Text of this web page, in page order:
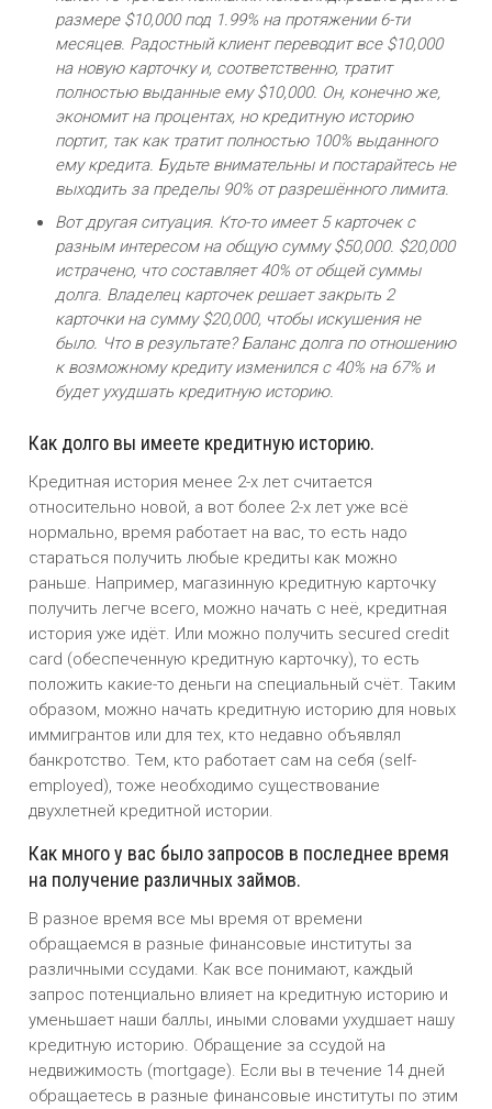
размере $10,000 под 1.99% на протяжении 6-ти
месяцев. Радостный клиент переводит все $10,000
на новую карточку и, соответственно, тратит
полностью выданные ему $10,000. Он, конечно же,
экономит на процентах, но кредитную историю
портит, так как тратит полностью 100% выданного
ему кредита. Будьте внимательны и постарайтесь не
выходить за пределы 90% от разрешённого лимита.
Вот другая ситуация. Кто-то имеет 5 карточек с
разным интересом на общую сумму $50,000. $20,000
истрачено, что составляет 40% от общей суммы
долга. Владелец карточек решает закрыть 2
карточки на сумму $20,000, чтобы искушения не
было. Что в результате? Баланс долга по отношению
к возможному кредиту изменился с 40% на 67% и
будет ухудшать кредитную историю.
Как долго вы имеете кредитную историю.
Кредитная история менее 2-х лет считается
относительно новой, а вот более 2-х лет уже всё
нормально, время работает на вас, то есть надо
стараться получить любые кредиты как можно
раньше. Например, магазинную кредитную карточку
получить легче всего, можно начать с неё, кредитная
история уже идёт. Или можно получить secured credit
card (обеспеченную кредитную карточку), то есть
положить какие-то деньги на специальный счёт. Таким
образом, можно начать кредитную историю для новых
иммигрантов или для тех, кто недавно объявлял
банкротство. Тем, кто работает сам на себя (self-
employed), тоже необходимо существование
двухлетней кредитной истории.
Как много у вас было запросов в последнее время
на получение различных займов.
В разное время все мы время от времени
обращаемся в разные финансовые институты за
различными ссудами. Как все понимают, каждый
запрос потенциально влияет на кредитную историю и
уменьшает наши баллы, иными словами ухудшает нашу
кредитную историю. Обращение за ссудой на
недвижимость (mortgage). Если вы в течение 14 дней
обращаетесь в разные финансовые институты по этим